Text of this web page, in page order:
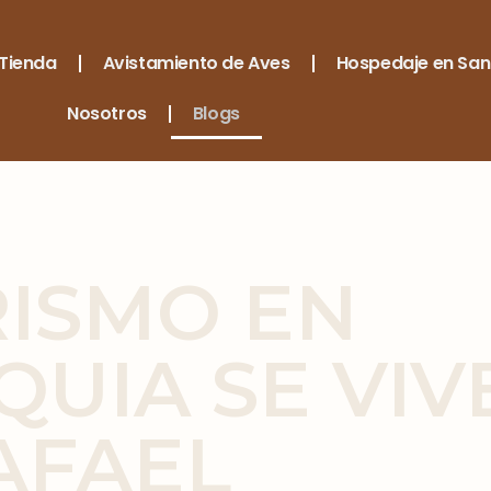
Tienda Avistamiento de Aves
Hospedaje en
Nosotros
Blogs
EN
SE